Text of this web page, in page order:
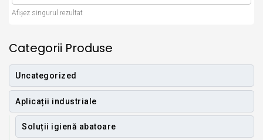
Afișez singurul rezultat
Categorii Produse
Uncategorized
Aplicații industriale
Soluții igienă abatoare